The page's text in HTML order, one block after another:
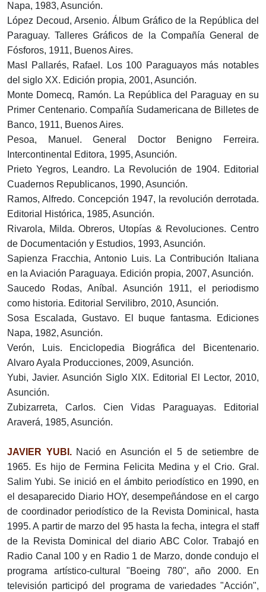
Napa, 1983, Asunción.
López Decoud, Arsenio. Álbum Gráfico de la República del
Paraguay. Talleres Gráficos de la Compañía General de
Fósforos, 1911, Buenos Aires.
MasI Pallarés, Rafael. Los 100 Paraguayos más notables
del siglo XX. Edición propia, 2001, Asunción.
Monte Domecq, Ramón. La República del Paraguay en su
Primer Centenario. Compañía Sudamericana de Billetes de
Banco, 1911, Buenos Aires.
Pesoa, Manuel. General Doctor Benigno Ferreira.
Intercontinental Editora, 1995, Asunción.
Prieto Yegros, Leandro. La Revolución de 1904. Editorial
Cuadernos Republicanos, 1990, Asunción.
Ramos, Alfredo. Concepción 1947, la revolución derrotada.
Editorial Histórica, 1985, Asunción.
Rivarola, Milda. Obreros, Utopías & Revoluciones. Centro
de Documentación y Estudios, 1993, Asunción.
Sapienza Fracchia, Antonio Luis. La Contribución Italiana
en la Aviación Paraguaya. Edición propia, 2007, Asunción.
Saucedo Rodas, Aníbal. Asunción 1911, el periodismo
como historia. Editorial Servilibro, 2010, Asunción.
Sosa Escalada, Gustavo. El buque fantasma. Ediciones
Napa, 1982, Asunción.
Verón, Luis. Enciclopedia Biográfica del Bicentenario.
Alvaro Ayala Producciones, 2009, Asunción.
Yubi, Javier. Asunción Siglo XIX. Editorial El Lector, 2010,
Asunción.
Zubizarreta, Carlos. Cien Vidas Paraguayas. Editorial
Araverá, 1985, Asunción.
JAVIER YUBI.Nació en Asunción el 5 de setiembre de
1965. Es hijo de Fermina Felicita Medina y el Crio. Gral.
Salim Yubi. Se inició en el ámbito periodístico en 1990, en
el desaparecido Diario HOY, desempeñándose en el cargo
de coordinador periodístico de la Revista Dominical, hasta
1995. A partir de marzo del 95 hasta la fecha, integra el staff
de la Revista Dominical del diario ABC Color. Trabajó en
Radio Canal 100 y en Radio 1 de Marzo, donde condujo el
programa artístico-cultural "Boeing 780", año 2000. En
televisión participó del programa de variedades "Acción",